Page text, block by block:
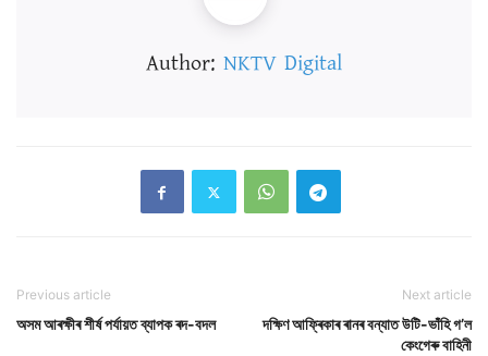
Author: NKTV Digital
Previous article
অসম আৰক্ষীৰ শীৰ্ষ পৰ্যায়ত ব্যাপক ৰদ-বদল
Next article
দক্ষিণ আফ্ৰিকাৰ ৰানৰ বন্যাত উটি-ভাঁহি গ’ল
কেংগেৰু বাহিনী